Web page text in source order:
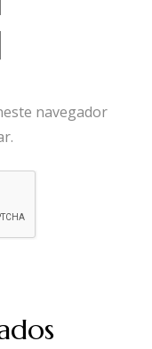
navegador